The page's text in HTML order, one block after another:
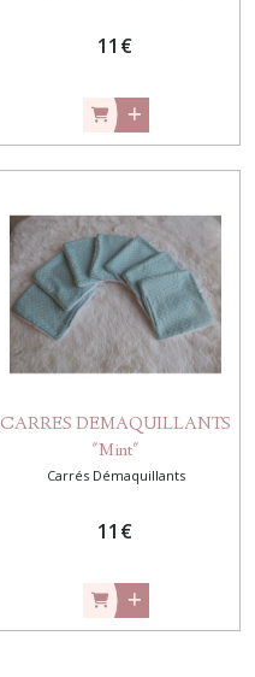
11 €
CARRES DEMAQUILLANTS
"Mint"
Carrés Démaquillants
11 €